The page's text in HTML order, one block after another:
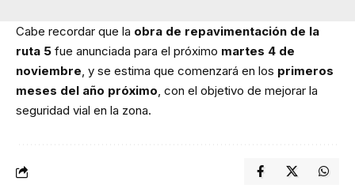
Cabe recordar que la obra de repavimentación de la
ruta 5 fue anunciada para el próximo martes 4 de
noviembre, y se estima que comenzará en los primeros
meses del año próximo, con el objetivo de mejorar la
seguridad vial en la zona.